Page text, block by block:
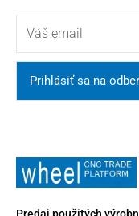
Prihlásiť sa na odber
Predaj použitých